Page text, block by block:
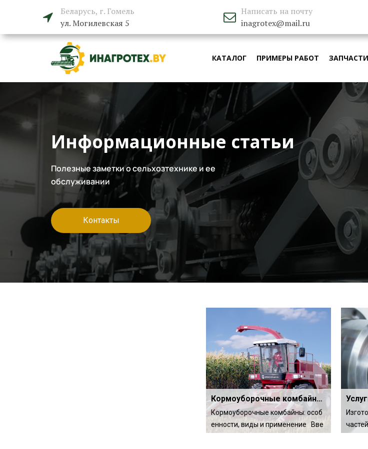

Беларусь, г. Гомель
ул. Могилевская 5
 Написать на почту
inagrotex@mail.ru
КАТАЛОГ ПРИМЕРЫ РАБОТ ЗАПЧАСТИ
Информационные статьи
Полезные заметки о сельхозтехнике и ее
обслуживании
Контакты
Кормоуборочные комбайны: особенности, виды и применение
Кормоуборочные комбайны: особ
енности, виды и применение Вве